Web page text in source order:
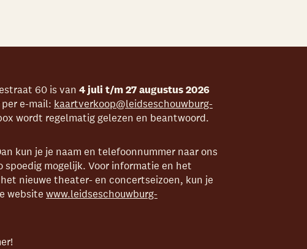
60 is van 4 juli t/m 27augustus 2026
e-mail: kaartverkoop@leidseschouwburg-
wordt regelmatig gelezen en beantwoord.
kun je je naam en telefoonnummer naar ons
spoedig mogelijk. Voor informatie en het
nieuwe theater- en concertseizoen, kun je
website www.leidseschouwburg-